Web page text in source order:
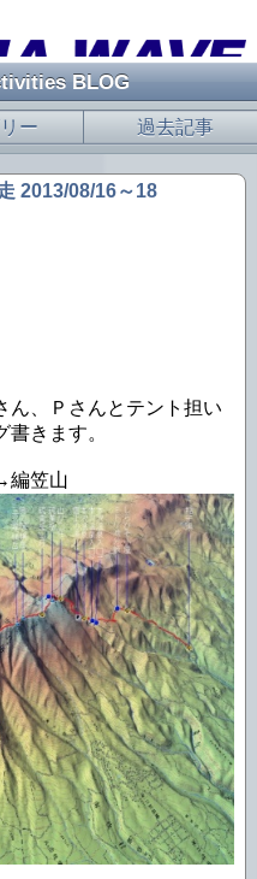
BLOG
ー 過去記事
2013/08/16～18
ん、Ｐさんとテント担い
きます。
笠山